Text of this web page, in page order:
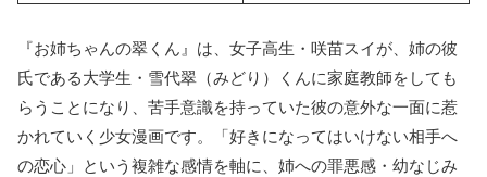
『お姉ちゃんの翠くん』は、女子高生・咲苗スイが、姉の彼
氏である大学生・雪代翠（みどり）くんに家庭教師をしても
らうことになり、苦手意識を持っていた彼の意外な一面に惹
かれていく少女漫画です。「好きになってはいけない相手へ
の恋心」という複雑な感情を軸に、姉への罪悪感・幼なじみ